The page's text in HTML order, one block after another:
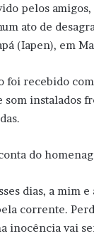
pelos
ato de
(Iapen), em
recebido
instalados
do
dias, a mim
corrente.
vai